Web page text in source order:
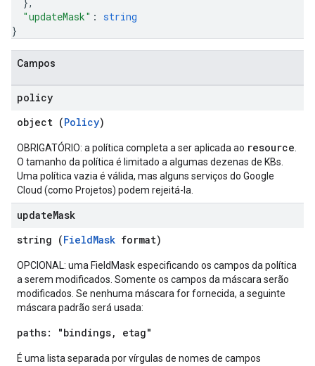
"updateMask" : string
}
Campos
policy
object (Policy)
OBRIGATÓRIO: a política completa a ser aplicada ao resource
O tamanho da política é limitado a algumas dezenas de KBs.
Uma política vazia é válida, mas alguns serviços do Google
Cloud (como Projetos) podem rejeitá-la.
updateMask
string (FieldMask format)
OPCIONAL: uma FieldMask especificando os campos da política
a serem modificados. Somente os campos da máscara serão
modificados. Se nenhuma máscara for fornecida, a seguinte
máscara padrão será usada:
paths: "bindings, etag"
É uma lista separada por vírgulas de nomes de campos